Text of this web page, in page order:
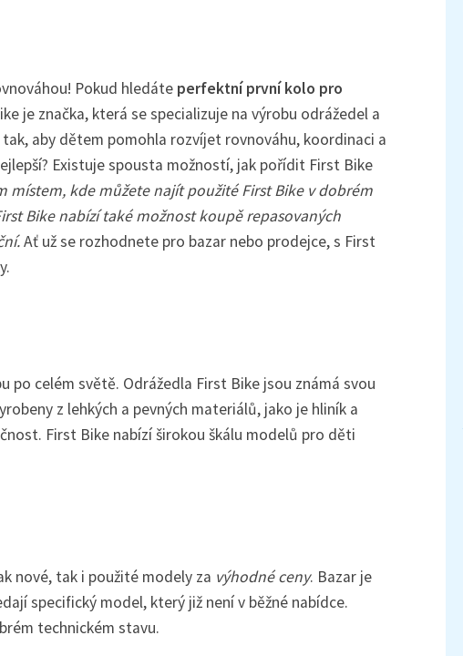
Pokud hledáte perfektní první kolo pro
je značka, která se specializuje na výrobu odrážedel a
aby dětem pomohla rozvíjet rovnováhu, koordinaci a
Existuje spousta možností, jak pořídit First Bike
místem, kde můžete najít použité First Bike v dobrém
Bike nabízí také možnost koupě repasovaných
Ať už se rozhodnete pro bazar nebo prodejce, s First
po celém světě. Odrážedla First Bike jsou známá svou
z lehkých a pevných materiálů, jako je hliník a
First Bike nabízí širokou škálu modelů pro děti
nové, tak i použité modely za výhodné ceny. Bazar je
specifický model, který již není v běžné nabídce.
technickém stavu.